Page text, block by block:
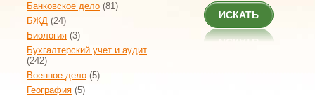
Банковское дело (81)
БЖД (24)
Биология (3)
Бухгалтерский учет и аудит
(242)
Военное дело (5)
География (5)
ИСКАТЬ